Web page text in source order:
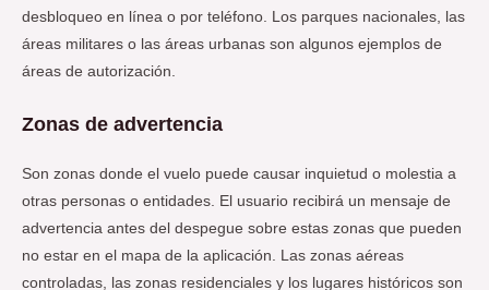
desbloqueo en línea o por teléfono. Los parques nacionales, las
áreas militares o las áreas urbanas son algunos ejemplos de
áreas de autorización.
Zonas de advertencia
Son zonas donde el vuelo puede causar inquietud o molestia a
otras personas o entidades. El usuario recibirá un mensaje de
advertencia antes del despegue sobre estas zonas que pueden
no estar en el mapa de la aplicación. Las zonas aéreas
controladas, las zonas residenciales y los lugares históricos son